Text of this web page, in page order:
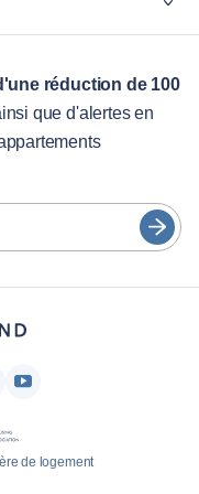
réduction de 100
que d'alertes en
de logement